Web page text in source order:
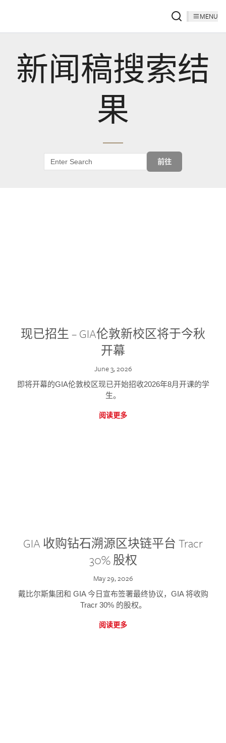
MENU
新闻稿搜索结
果
前往
现已招生 – GIA伦敦新校区将于今秋
开幕
June 3, 2026
即将开幕的GIA伦敦校区现已开始招收2026年8月开课的学
生。
阅读更多
GIA 收购钻石溯源区块链平台 Tracr
30% 股权
May 29, 2026
戴比尔斯集团和 GIA 今日宣布签署最终协议，GIA 将收购
Tracr 30% 的股权。
阅读更多